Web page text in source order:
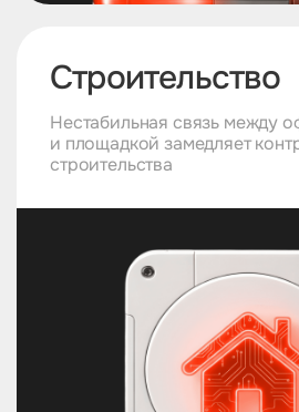
Строительство
Нестабильная связь между
и площадкой замедляет
строительства